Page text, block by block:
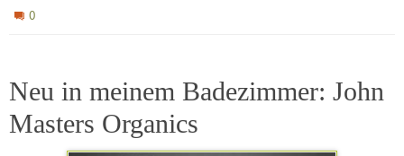
0
Neu in meinem Badezimmer: John
Masters Organics